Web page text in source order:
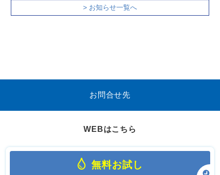
> お知らせ一覧へ
お問合せ先
WEBはこちら
無料お試し